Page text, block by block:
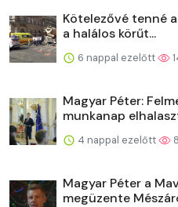
Kötelezővé tenné
a halálos körűt...
6 nappal ezelőtt
Magyar Péter:
munkanap
4 nappal ezelőtt
Magyar Péter a
megüzente